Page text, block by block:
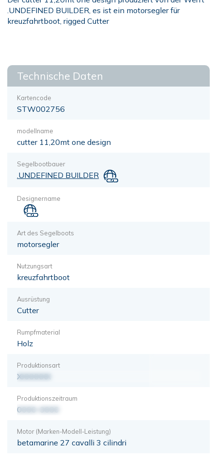
.UNDEFINED BUILDER, es ist ein motorsegler für
kreuzfahrtboot, rigged Cutter
Technische Daten
Kartencode
STW002756
modellname
cutter 11,20mt one design
Segelbootbauer
.UNDEFINED BUILDER
Designername
Art des Segelboots
motorsegler
Nutzungsart
kreuzfahrtboot
Ausrüstung
Cutter
Rumpfmaterial
Holz
Produktionsart
XXXXXXX
Produktionszeitraum
0000-0000
Motor (Marken-Modell-Leistung)
betamarine 27 cavalli 3 cilindri